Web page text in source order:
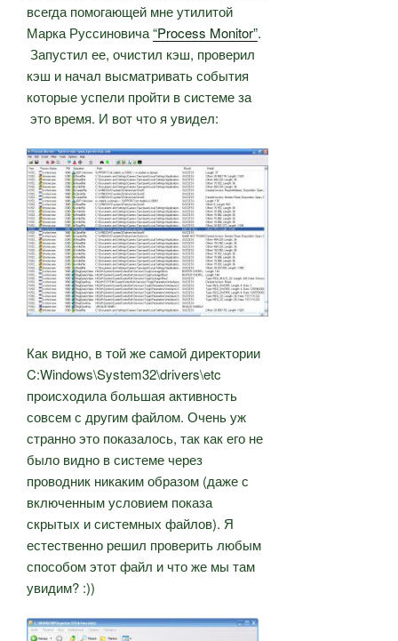
всегда помогающей мне утилитой
Марка Руссиновича“Process Monitor”.
Запустил ее, очистил кэш, проверил
кэш и начал высматривать события
которые успели пройти в системе за
это время. И вот что я увидел:
Как видно, в той же самой директории
C:Windows\System32\drivers\etc
происходила большая активность
совсем с другим файлом. Очень уж
странно это показалось, так как его не
было видно в системе через
проводник никаким образом (даже с
включенным условием показа
скрытых и системных файлов). Я
естественно решил проверить любым
способом этот файл и что же мы там
увидим? :))